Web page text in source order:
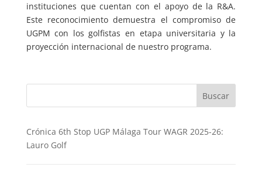
instituciones que cuentan con el apoyo de la R&A.
Este reconocimiento demuestra el compromiso de
UGPM con los golfistas en etapa universitaria y la
proyección internacional de nuestro programa.
Buscar
Crónica 6th Stop UGP Málaga Tour WAGR 2025-26:
Lauro Golf